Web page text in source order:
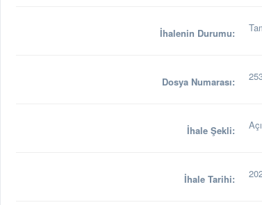
İhalenin Durumu:
Dosya Numarası:
İhale Şekli:
İhale Tarihi: